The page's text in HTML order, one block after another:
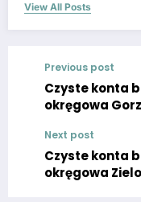
View All Posts
Previous post
Czyste konta
okręgowa
Next post
Czyste konta
okręgowa